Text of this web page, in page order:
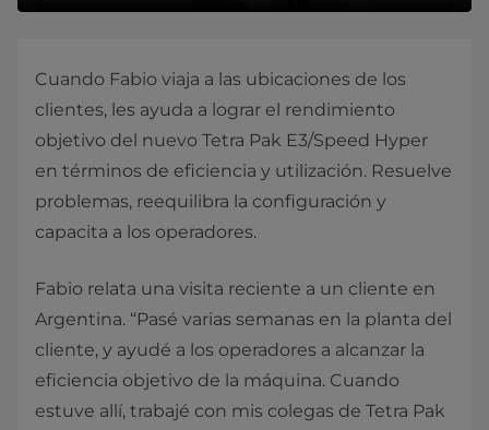
Cuando Fabio viaja a las ubicaciones de los
clientes, les ayuda a lograr el rendimiento
objetivo del nuevo Tetra Pak E3/Speed Hyper
en términos de eficiencia y utilización. Resuelve
problemas, reequilibra la configuración y
capacita a los operadores.
Fabio relata una visita reciente a un cliente en
Argentina. “Pasé varias semanas en la planta del
cliente, y ayudé a los operadores a alcanzar la
eficiencia objetivo de la máquina. Cuando
estuve allí, trabajé con mis colegas de Tetra Pak